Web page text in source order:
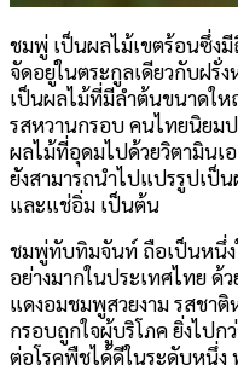
ชมพู่ เป็นผลไม้เขตร้อนซึ่ง
จัดอยู่ในตระกูลเดียวกับฝรั่
เป็นผลไม้ที่มีลำต้นขนาดใ
รสหวานกรอบ คนไทยนิยม
ผลไม้ที่อุดมไปด้วยวิตามินเ
ยังสามารถนำไปแปรรูปเป็
และแช่อิ่ม เป็นต้น
ชมพู่ทับทิมจันท์ ถือเป็นหนึ่
อย่างมากในประเทศไทย
แดงอมชมพูสวยงาม รสชา
กรอบถูกใจผู้บริโภค ยิ่งไป
ต่อโรคพืชได้ดีในระดับหนึ่ง